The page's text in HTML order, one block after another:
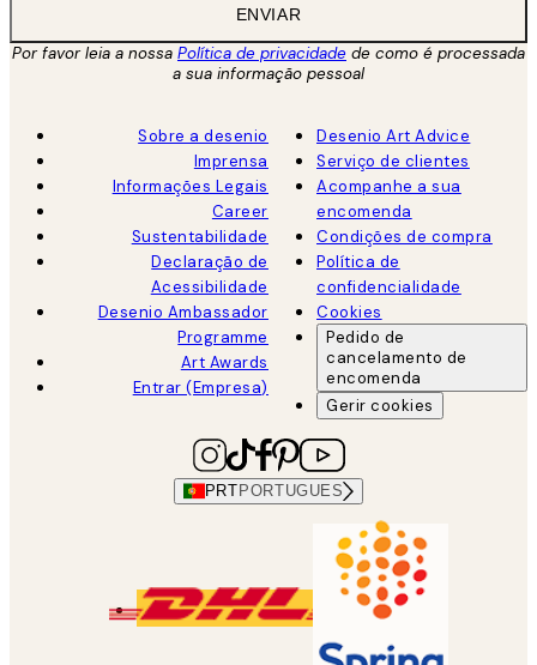
ENVIAR
Por favor leia a nossa Política de privacidade de como é processada
a sua informação pessoal
Sobre a desenio
Imprensa
Informações Legais
Career
Sustentabilidade
Declaração de
Acessibilidade
Desenio Ambassador
Programme
Art Awards
Entrar (Empresa)
Desenio Art Advice
Serviço de clientes
Acompanhe a sua
encomenda
Condições de compra
Política de
confidencialidade
Cookies
Pedido de
cancelamento de
encomenda
Gerir cookies
PRT PORTUGUES